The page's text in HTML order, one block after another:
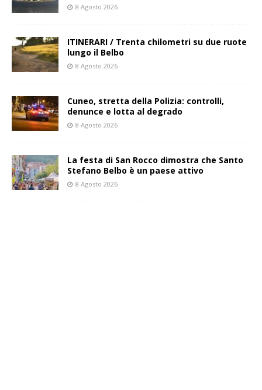
8 Agosto 2026
ITINERARI / Trenta chilometri su due ruote
lungo il Belbo
8 Agosto 2026
Cuneo, stretta della Polizia: controlli,
denunce e lotta al degrado
8 Agosto 2026
La festa di San Rocco dimostra che Santo
Stefano Belbo è un paese attivo
8 Agosto 2026